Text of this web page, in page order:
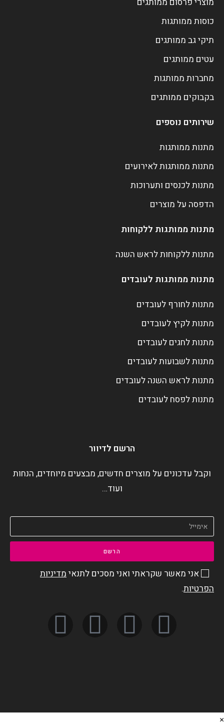
כוסות ממותגות
תיקי גב ממותגים
עטים ממותגים
מחברות ממותגות
בקבוקים ממותגים
שירותים נוספים
מתנות ממותגות
מתנות ממותגות לאירועים
מתנות לכנסים ותערוכות
הדפסה על מוצרים
מתנות ממותגות ללקוחות
מתנות ללקוחות לראש השנה
מתנות ממותגות לעובדים
מתנות לחורף לעובדים
מתנות לקיץ לעובדים
מתנות לחגים לעובדים
מתנות לשבועות לעובדים
מתנות לראש השנה לעובדים
מתנות לפסח לעובדים
הרשם לדיוור
וקבל עדכונים על מוצרים חדשים, מבצעים מיוחדים, הנחות
ועוד…
אני מאשר שקראתי ואני מסכים לתנאימדיניות
הפרטיות.
הרשם